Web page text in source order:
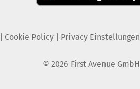
Cookie Policy| Privacy Einstellungen
© 2026 First Avenue GmbH